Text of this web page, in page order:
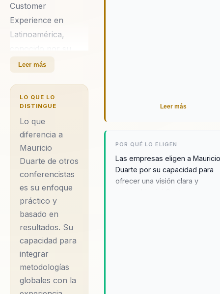
Customer
Experience en
Latinoamérica,
enfoque innovador y
generar cambios
significativos en las
organizaciones. Con
una carrera de más
de 25 años, ha
trabajado con más
de 150 empresas,
ayudándolas a
implementar
estrategias efectivas
han resultado en un
crecimiento
significativo y en la
mejora de la lealtad
Leer más
LO QUE LO
DISTINGUE
Lo que
diferencia a
Mauricio
Duarte de otros
conferencistas
es su enfoque
práctico y
basado en
resultados. Su
capacidad para
integrar
metodologías
globales con la
Leer más
POR QUÉ LO ELIGEN
Las empresas eligen a
Duarte por su capacidad para
ofrecer una visión clara y